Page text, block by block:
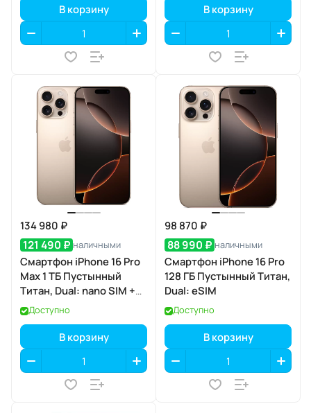
В корзину В корзину
134 980 ₽
121 490 ₽ наличными
Смартфон iPhone 16 Pro
Max 1 ТБ Пустынный
Титан, Dual: nano SIM +
eSIM
Доступно
В корзину
98 870 ₽
88 990 ₽ наличными
Смартфон iPhone 16 Pro
128 ГБ Пустынный Титан,
Dual: eSIM
Доступно
В корзину